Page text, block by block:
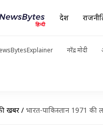
देश
नरेंद्र मोदी
खबरें / भारत-पाकिस्तान 1971 की